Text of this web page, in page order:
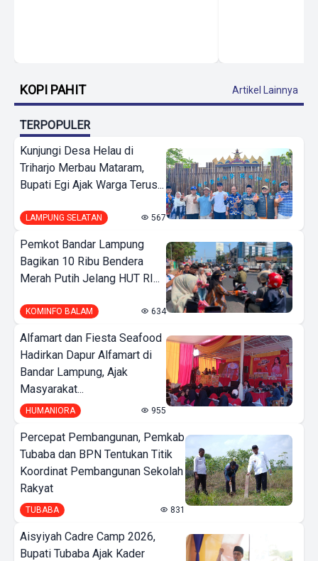
KOPI PAHIT Artikel Lainnya
TERPOPULER
Kunjungi Desa Helau di
Triharjo Merbau Mataram,
Bupati Egi Ajak Warga Terus...
LAMPUNG SELATAN 567
Pemkot Bandar Lampung
Bagikan 10 Ribu Bendera
Merah Putih Jelang HUT RI...
KOMINFO BALAM 634
Alfamart dan Fiesta Seafood
Hadirkan Dapur Alfamart di
Bandar Lampung, Ajak
Masyarakat...
HUMANIORA 955
Percepat Pembangunan, Pemkab
Tubaba dan BPN Tentukan Titik
Koordinat Pembangunan Sekolah
Rakyat
TUBABA 831
Aisyiyah Cadre Camp 2026,
Bupati Tubaba Ajak Kader